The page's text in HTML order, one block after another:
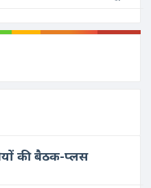
की बैठक-प्लस